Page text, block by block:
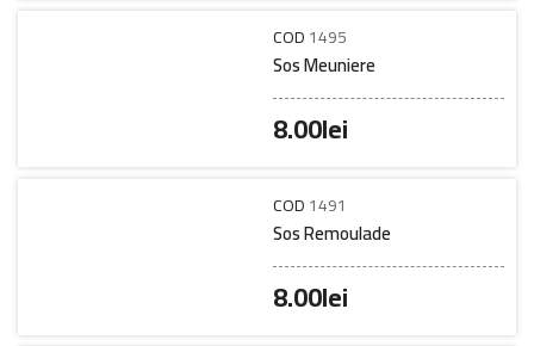
COD1495
Sos Meuniere
8.00lei
COD1491
Sos Remoulade
8.00lei